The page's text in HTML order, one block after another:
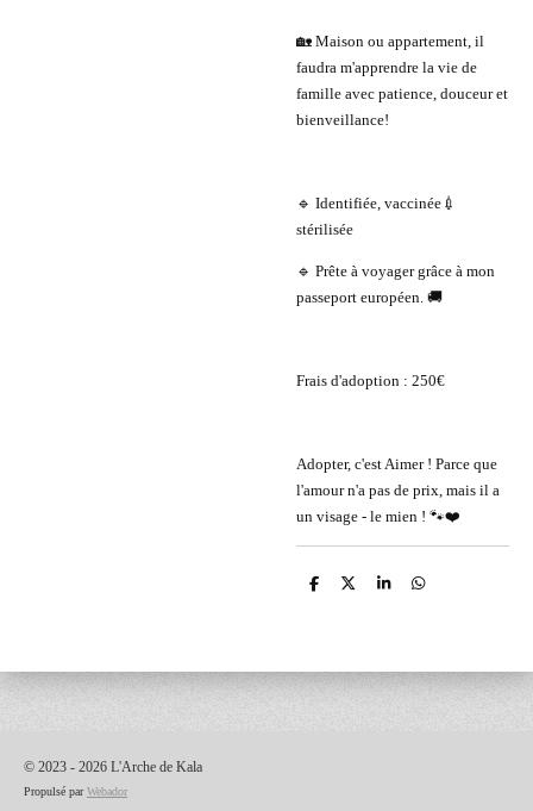
🏡 Maison ou appartement, il
faudra m'apprendre la vie de
famille avec patience, douceur et
bienveillance!
🔹 Identifiée, vaccinée💉
stérilisée
🔹 Prête à voyager grâce à mon
passeport européen. 🚚
Frais d'adoption : 250€
Adopter, c'est Aimer ! Parce que
l'amour n'a pas de prix, mais il a
un visage - le mien ! 🐾❤️
P
P
P
P
© 2023 - 2026 L'Arche de Kala
Propulsé parWebador